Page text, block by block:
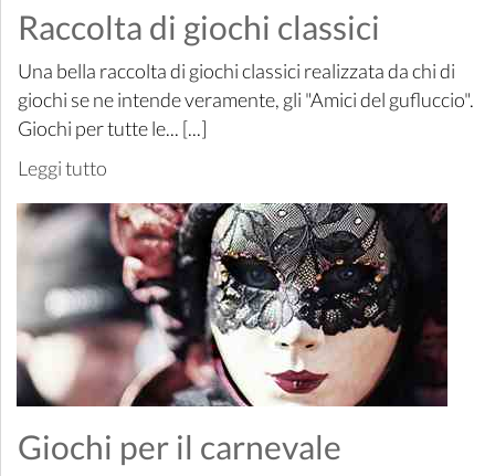
Raccolta di giochi classici
Una bella raccolta di giochi classici realizzata da chi di
giochi se ne intende veramente, gli "Amici del gufluccio".
Giochi per tutte le... [...]
Leggi tutto
Giochi per il carnevale